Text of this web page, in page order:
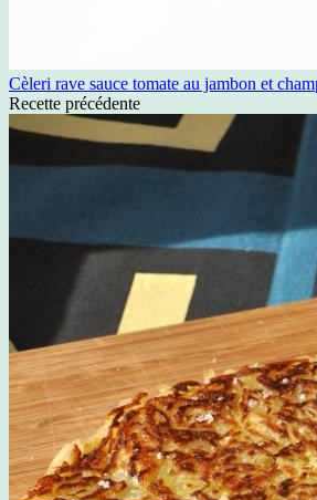
Cèleri rave sauce tomate au jambon et
Recette précédente